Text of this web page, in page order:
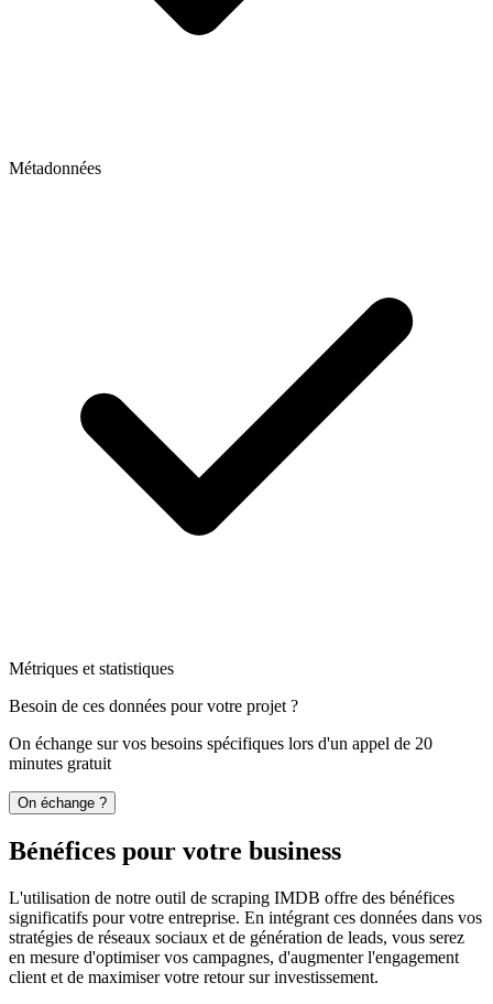
Métadonnées
Métriques et statistiques
Besoin de ces données pour votre projet ?
On échange sur vos besoins spécifiques lors d'un appel de 20
minutes gratuit
On échange ?
Bénéfices pour votre business
L'utilisation de notre outil de scraping IMDB offre des bénéfices
significatifs pour votre entreprise. En intégrant ces données dans vos
stratégies de réseaux sociaux et de génération de leads, vous serez
en mesure d'optimiser vos campagnes, d'augmenter l'engagement
client et de maximiser votre retour sur investissement.